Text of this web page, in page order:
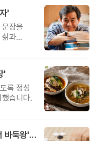
'
문장을
삶과
'
록 정성
습니다.
제3회 서초구 아버지센터배 '매너 바둑왕' 대회